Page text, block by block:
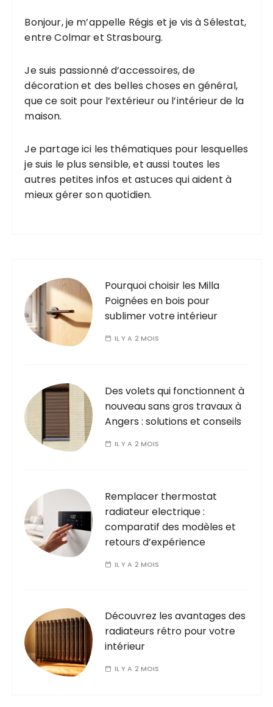
Bonjour, je m’appelle Régis et je vis à Sélestat,
entre Colmar et Strasbourg.
Je suis passionné d’accessoires, de
décoration et des belles choses en général,
que ce soit pour l’extérieur ou l’intérieur de la
maison.
Je partage ici les thématiques pour lesquelles
je suis le plus sensible, et aussi toutes les
autres petites infos et astuces qui aident à
mieux gérer son quotidien.
Pourquoi choisir les Milla
Poignées en bois pour
sublimer votre intérieur
IL Y A 2 MOIS
Des volets qui fonctionnent à
nouveau sans gros travaux à
Angers : solutions et conseils
IL Y A 2 MOIS
Remplacer thermostat
radiateur electrique :
comparatif des modèles et
retours d’expérience
IL Y A 2 MOIS
Découvrez les avantages des
radiateurs rétro pour votre
intérieur
IL Y A 2 MOIS